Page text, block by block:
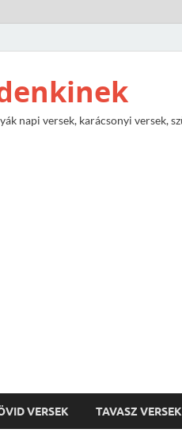
napi versek, karácsonyi versek,
VERSEK TAVASZ VERSEK